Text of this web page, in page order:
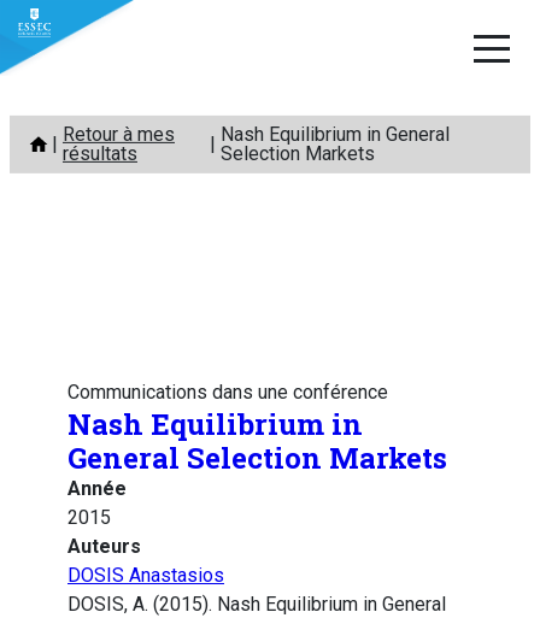
Aller
contenu
Retour à mes
résultats
Nash Equilibrium in General
Selection Markets
Communications dans une conférence
Nash Equilibrium in
General Selection Markets
Année
2015
Auteurs
DOSIS Anastasios
DOSIS, A. (2015). Nash Equilibrium in General